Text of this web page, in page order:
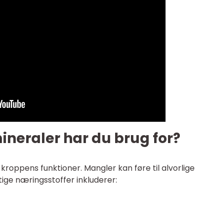
har du brug for?
funktioner. Mangler kan føre til alvorlige
næringsstoffer inkluderer: